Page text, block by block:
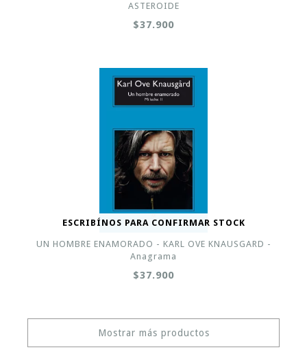
ASTEROIDE
$37.900
ESCRIBÍNOS PARA CONFIRMAR STOCK
UN HOMBRE ENAMORADO - KARL OVE KNAUSGARD -
Anagrama
$37.900
Mostrar más productos